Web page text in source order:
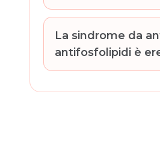
La sindrome da
antifosfolipidi è